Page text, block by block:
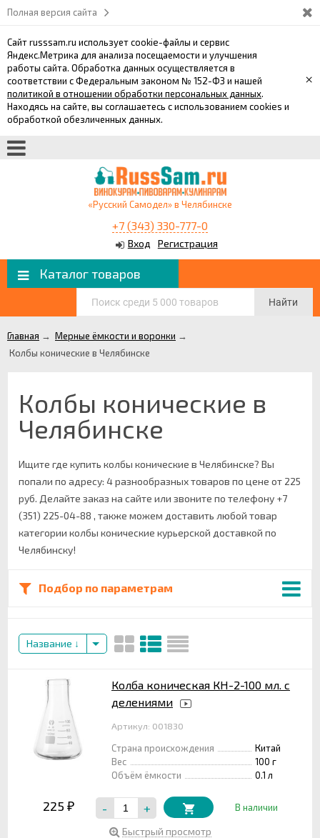
Полная версия сайта
Сайт russsam.ru использует cookie-файлы и сервис
Яндекс.Метрика для анализа посещаемости и улучшения
работы сайта. Обработка данных осуществляется в
соответствии с Федеральным законом № 152-ФЗ и нашей
политикой в отношении обработки персональных данных.
Находясь на сайте, вы соглашаетесь с использованием cookies и
обработкой обезличенных данных.
×
«Русский Самодел» в Челябинске
+7 (343) 330-777-0
Вход Регистрация
Каталог товаров
Найти
Главная → Мерные ёмкости и воронки →
Колбы конические в Челябинске
Колбы конические в
Челябинске
Ищите где купить колбы конические в Челябинске? Вы
попали по адресу: 4 разнообразных товаров по цене от 225
руб. Делайте заказ на сайте или звоните по телефону +7
(351) 225-04-88 , также можем доставить любой товар
категории колбы конические курьерской доставкой по
Челябинску!
Подбор по параметрам
Название
Колба коническая КН-2-100 мл. с
делениями
Артикул: 001830
Страна происхождения
Китай
Вес
100 г
Объём ёмкости
0.1 л
225 ₽ - + В наличии
Быстрый просмотр